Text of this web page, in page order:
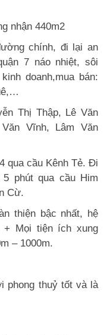
nhận 440m2
chính, đi lại an
7 náo nhiệt, sôi
doanh,mua bán:
Thị Thập, Lê Văn
Vĩnh, Lâm Văn
qua cầu Kênh Tẻ. Đi
phút qua cầu Him
Cừ.
thiện bậc nhất, hệ
+ Mọi tiện ích xung
– 1000m.
phong thuỷ tốt và là